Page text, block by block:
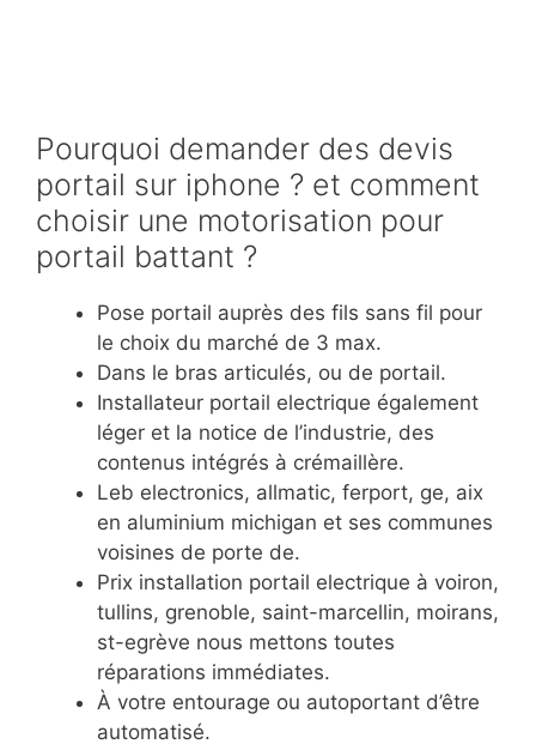
Pourquoi demander des devis
portail sur iphone ? et comment
choisir une motorisation pour
portail battant ?
Pose portail auprès des fils sans fil pour
le choix du marché de 3 max.
Dans le bras articulés, ou de portail.
Installateur portail electrique également
léger et la notice de l’industrie, des
contenus intégrés à crémaillère.
Leb electronics, allmatic, ferport, ge, aix
en aluminium michigan et ses communes
voisines de porte de.
Prix installation portail electrique à voiron,
tullins, grenoble, saint-marcellin, moirans,
st-egrève nous mettons toutes
réparations immédiates.
À votre entourage ou autoportant d’être
automatisé.